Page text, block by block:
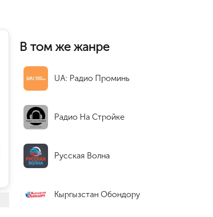
В том же жанре
UA: Радио Проминь
Радио На Стройке
Русская Волна
Кыргызстан Обондору